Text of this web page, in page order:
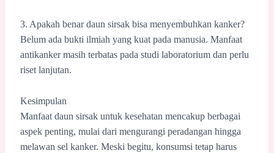
3. Apakah benar daun sirsak bisa menyembuhkan kanker?
Belum ada bukti ilmiah yang kuat pada manusia. Manfaat
antikanker masih terbatas pada studi laboratorium dan perlu
riset lanjutan.
Kesimpulan
Manfaat daun sirsak untuk kesehatan mencakup berbagai
aspek penting, mulai dari mengurangi peradangan hingga
melawan sel kanker. Meski begitu, konsumsi tetap harus